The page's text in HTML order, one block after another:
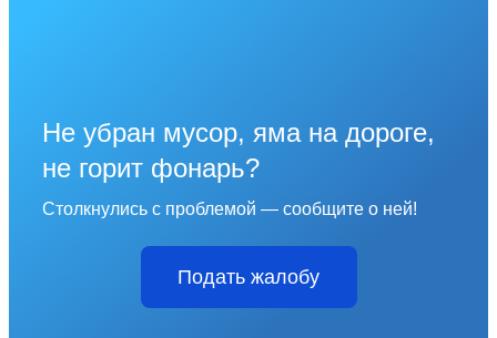
Не убран мусор, яма на дороге,
не горит фонарь?
Столкнулись с проблемой — сообщите о ней!
Подать жалобу